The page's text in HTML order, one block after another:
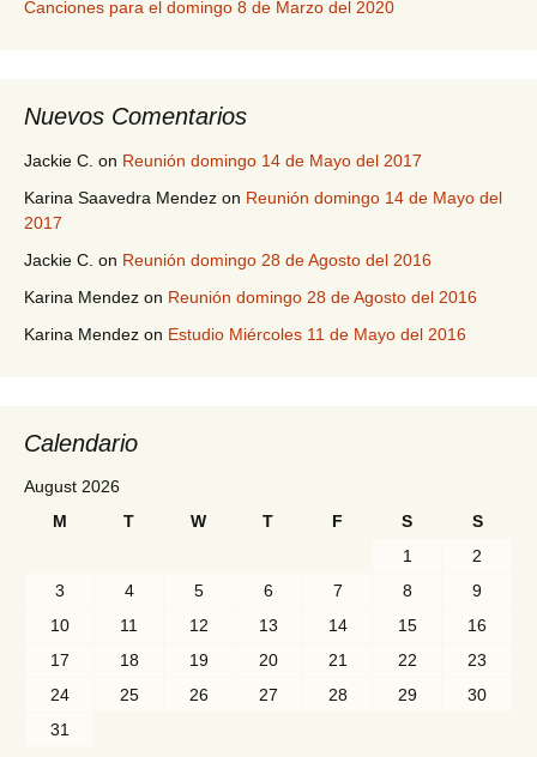
Canciones para el domingo 8 de Marzo del 2020
Nuevos Comentarios
Jackie C. on Reunión domingo 14 de Mayo del 2017
Karina Saavedra Mendez on Reunión domingo 14 de Mayo del
2017
Jackie C. on Reunión domingo 28 de Agosto del 2016
Karina Mendez on Reunión domingo 28 de Agosto del 2016
Karina Mendez on Estudio Miércoles 11 de Mayo del 2016
Calendario
August 2026
M
T W T F S
S
1
2
3
4 5 6 7 8
9
10
11 12 13 14 15
16
17
18 19 20 21 22
23
24
25 26 27 28 29
30
31